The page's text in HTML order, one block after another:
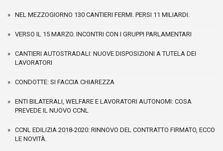
NEL MEZZOGIORNO 130 CANTIERI FERMI. PERSI 11 MILIARDI.
VERSO IL 15 MARZO. INCONTRI CON I GRUPPI PARLAMENTARI
CANTIERI AUTOSTRADALI: NUOVE DISPOSIZIONI A TUTELA DEI
LAVORATORI
CONDOTTE: SI FACCIA CHIAREZZA
ENTI BILATERALI, WELFARE E LAVORATORI AUTONOMI: COSA
PREVEDE IL NUOVO CCNL
CCNL EDILIZIA 2018-2020: RINNOVO DEL CONTRATTO FIRMATO, ECCO
LE NOVITÀ.